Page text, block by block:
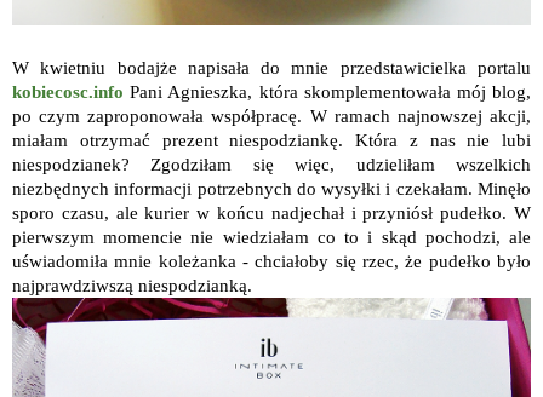
W kwietniu bodajże napisała do mnie przedstawicielka portalu
kobiecosc.info Pani Agnieszka, która skomplementowała mój blog,
po czym zaproponowała współpracę. W ramach najnowszej akcji,
miałam otrzymać prezent niespodziankę. Która z nas nie lubi
niespodzianek? Zgodziłam się więc, udzieliłam wszelkich
niezbędnych informacji potrzebnych do wysyłki i czekałam. Minęło
sporo czasu, ale kurier w końcu nadjechał i przyniósł pudełko. W
pierwszym momencie nie wiedziałam co to i skąd pochodzi, ale
uświadomiła mnie koleżanka - chciałoby się rzec, że pudełko było
najprawdziwszą niespodzianką.